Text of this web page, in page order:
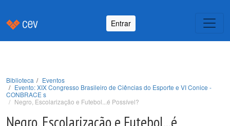
Entrar
Biblioteca
Eventos
Evento: XIX Congresso Brasileiro de Ciências do Esporte e VI Conice -
CONBRACE s
Negro, Escolarização e Futebol...é Possível?
Negro, Escolarização e Futebol...é